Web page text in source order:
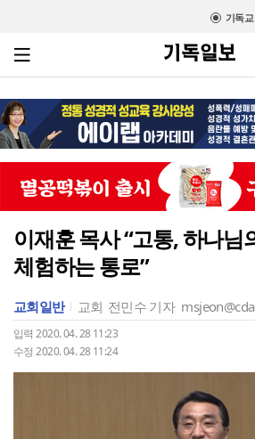
기독교
이재훈 목사 “고통, 하나님
체험하는 통로”
교회일반 교회 전민수 기자
입력 2020. 04. 28 11:23
수정 2020. 04. 28 11:24